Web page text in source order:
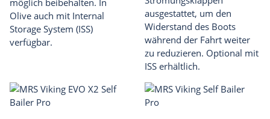
möglich beibehalten. In
Olive auch mit Internal
Storage System (ISS)
verfügbar.
ausgestattet, um den
Widerstand des Boots
während der Fahrt weiter
zu reduzieren. Optional mit
ISS erhältlich.